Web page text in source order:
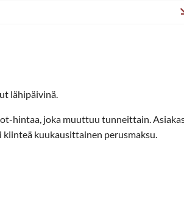
lähipäivinä.
hintaa, joka muuttuu tunneittain.
kuukausittainen perusmaksu.